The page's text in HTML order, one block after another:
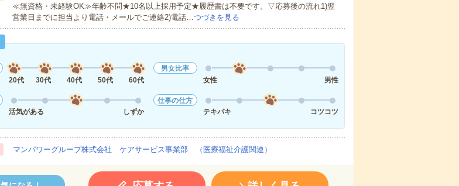
≪無資格・未経験OK≫年齢不問★10名以上採用予定★履歴書は不要です。▽応募後の流れ1)翌
営業日までに担当より電話・メールでご連絡2)電話…つづきを見る
20代
30代 40代 50代 60代
男女比率
女性
男性
活気がある
しずか
仕事の仕方
テキパキ
コツコツ
マンパワーグループ株式会社 ケアサービス事業部 （医療福祉介護関連）